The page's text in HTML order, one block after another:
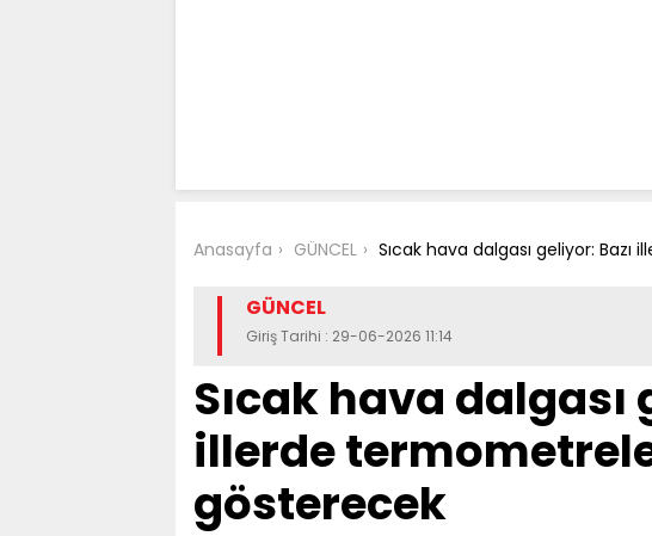
Anasayfa GÜNCEL Sıcak hava dalgası geliyor:
GÜNCEL
Giriş Tarihi : 29-06-2026 11:14
Sıcak hava dalgası
illerde
gösterecek